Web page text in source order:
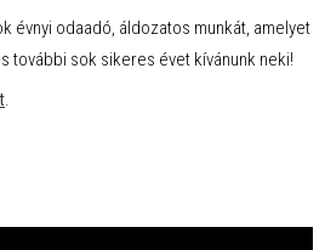
évnyi odaadó, áldozatos munkát, amelyet
további sok sikeres évet kívánunk neki!
.